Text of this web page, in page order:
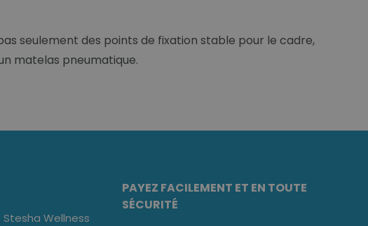
seulement des points de fixation stable pour le cadre,
matelas pneumatique.
Wellness
PAYEZ FACILEMENT ET EN TOUTE
SÉCURITÉ